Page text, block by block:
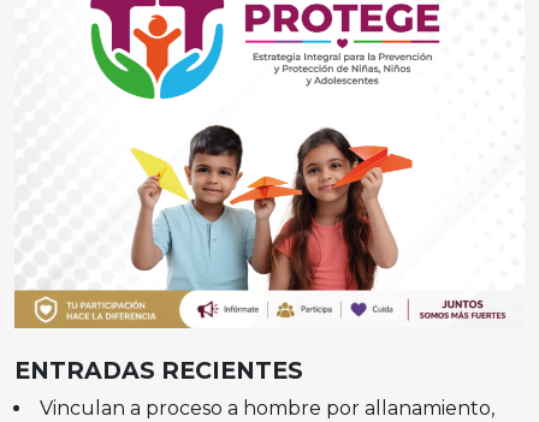
ENTRADAS RECIENTES
Vinculan a proceso a hombre por allanamiento,